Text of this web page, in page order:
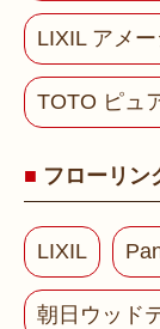
LIXIL アメ
TOTO ピュ
フローリン
LIXIL
朝日ウッド